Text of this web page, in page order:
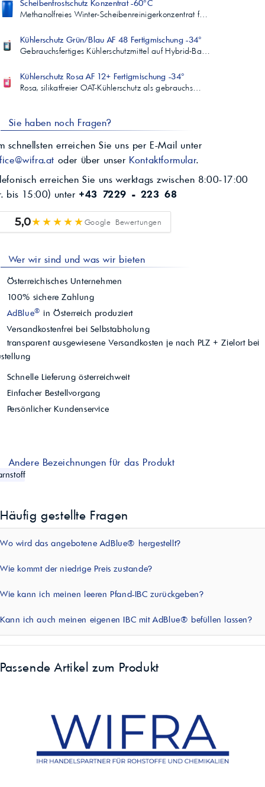
Scheibenfrostschutz Konzentrat -60°C
Methanolfreies Winter-Scheibenreinigerkonzentrat f…
Kühlerschutz Grün/Blau AF 48 Fertigmischung -34°
Gebrauchsfertiges Kühlerschutzmittel auf Hybrid-Ba…
Kühlerschutz Rosa AF 12+ Fertigmischung -34°
Rosa, silikatfreier OAT-Kühlerschutz als gebrauchs…
Sie haben noch Fragen?
schnellsten erreichen Sie uns per E-Mail unter
oder über unser Kontaktformular.
erreichen Sie uns werktags zwischen 8:00-17:00
bis 15:00) unter +43 7229 - 223 68
5,0★★★★★Google Bewertungen
Wer wir sind und was wir bieten
Österreichisches Unternehmen
100% sichere Zahlung
AdBlue® in Österreich produziert
Versandkostenfrei bei Selbstabholung
transparent ausgewiesene Versandkosten je nach PLZ + Zielort bei
Schnelle Lieferung österreichweit
Einfacher Bestellvorgang
Persönlicher Kundenservice
Andere Bezeichnungen für das Produkt
Häufig gestellte Fragen
Wo wird das angebotene AdBlue® hergestellt?
Wie kommt der niedrige Preis zustande?
Wie kann ich meinen leeren Pfand-IBC zurückgeben?
Kann ich auch meinen eigenen IBC mit AdBlue® befüllen lassen?
Passende Artikel zum Produkt